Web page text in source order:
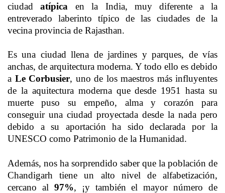
ciudad atípica en la India, muy diferente a la
entreverado laberinto típico de las ciudades de la
vecina provincia de Rajasthan.
Es una ciudad llena de jardines y parques, de vías
anchas, de arquitectura moderna. Y todo ello es debido
a Le Corbusier, uno de los maestros más influyentes
de la aquitectura moderna que desde 1951 hasta su
muerte puso su empeño, alma y corazón para
conseguir una ciudad proyectada desde la nada pero
debido a su aportación ha sido declarada por la
UNESCO como Patrimonio de la Humanidad.
Además, nos ha sorprendido saber que la población de
Chandigarh tiene un alto nivel de alfabetización,
cercano al 97%, ¡y también el mayor número de